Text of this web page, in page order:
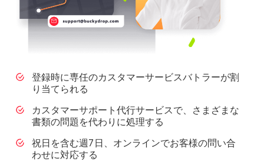
登録時に専任のカスタマーサービスバトラーが割
り当てられる
カスタマーサポート代行サービスで、さまざまな
書類の問題を代わりに処理する
祝日を含む週7日、オンラインでお客様の問い合
わせに対応する